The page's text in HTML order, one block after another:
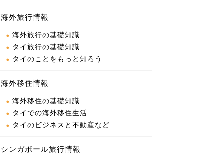
海外旅行情報
海外旅行の基礎知識
タイ旅行の基礎知識
タイのことをもっと知ろう
海外移住情報
海外移住の基礎知識
タイでの海外移住生活
タイのビジネスと不動産など
シンガポール旅行情報